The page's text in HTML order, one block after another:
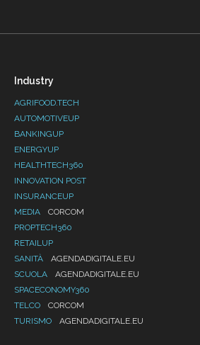
Industry
AGRIFOOD.TECH
AUTOMOTIVEUP
BANKINGUP
ENERGYUP
HEALTHTECH360
INNOVATION POST
INSURANCEUP
MEDIA
CORCOM
PROPTECH360
RETAILUP
SANITÀ
AGENDADIGITALE.EU
SCUOLA
AGENDADIGITALE.EU
SPACECONOMY360
TELCO
CORCOM
TURISMO
AGENDADIGITALE.EU